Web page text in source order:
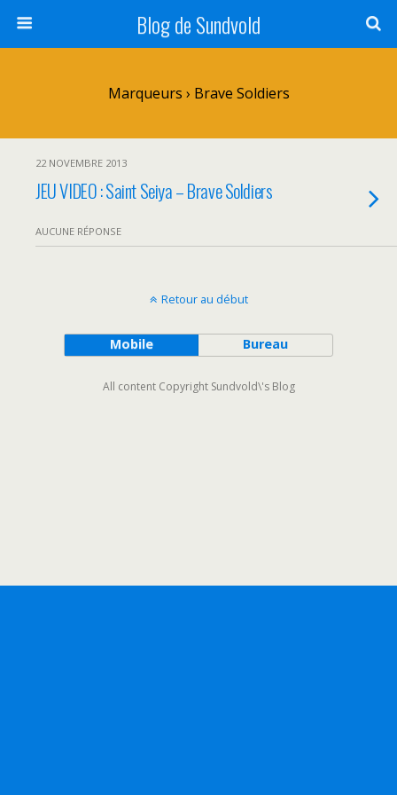
Blog de Sundvold
Marqueurs › Brave Soldiers
22 NOVEMBRE 2013
JEU VIDEO : Saint Seiya – Brave Soldiers
AUCUNE RÉPONSE
Retour au début
Mobile Bureau
All content Copyright Sundvold\'s Blog